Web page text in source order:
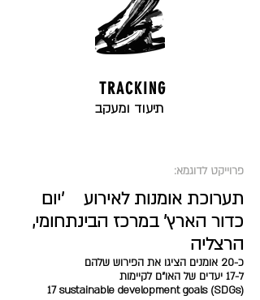
TRACKING
תיעוד ומעקב
פרוייקט לדוגמא:
תערוכת אומנות לאירוע 'יום
כדור הארץ' במרכז הבינתחומי,
הרצליה
כ-20 אומנים הציגו את הפירוש שלהם
ל-17 יעדים של האו"ם לקיימות
17 sustainable development goals (SDGs)